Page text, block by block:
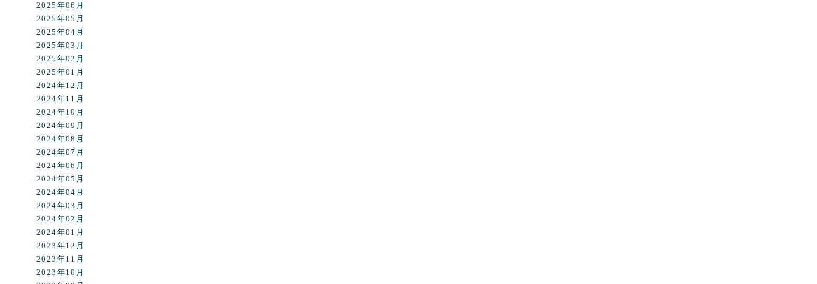
2025年06月
2025年05月
2025年04月
2025年03月
2025年02月
2025年01月
2024年12月
2024年11月
2024年10月
2024年09月
2024年08月
2024年07月
2024年06月
2024年05月
2024年04月
2024年03月
2024年02月
2024年01月
2023年12月
2023年11月
2023年10月